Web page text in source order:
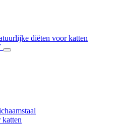
diëten voor katten
katten